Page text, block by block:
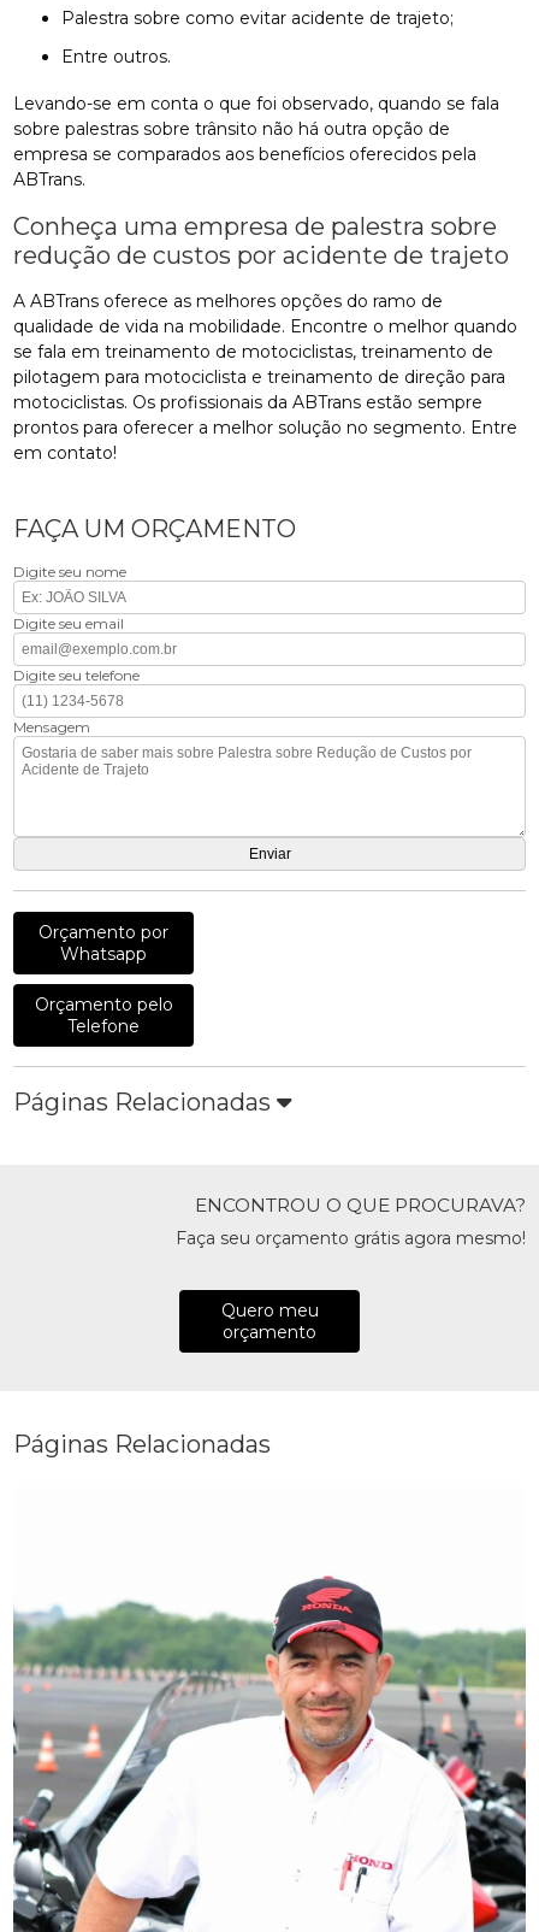
palestra sobre como evitar acidente de trajeto;
entre outros.
Levando-se em conta o que foi observado, quando se fala
sobre palestras sobre trânsito não há outra opção de
empresa se comparados aos benefícios oferecidos pela
ABTrans.
Conheça uma empresa de palestra sobre
redução de custos por acidente de trajeto
A ABTrans oferece as melhores opções do ramo de
qualidade de vida na mobilidade. Encontre o melhor quando
se fala em treinamento de motociclistas, treinamento de
pilotagem para motociclista e treinamento de direção para
motociclistas. Os profissionais da ABTrans estão sempre
prontos para oferecer a melhor solução no segmento. Entre
em contato!
FAÇA UM ORÇAMENTO
Digite seu nome
Digite seu email
Digite seu telefone
Mensagem
Orçamento por
Whatsapp
Orçamento pelo
Telefone
Páginas Relacionadas
ENCONTROU O QUE PROCURAVA?
Faça seu orçamento grátis agora mesmo!
Quero meu
orçamento
Páginas Relacionadas